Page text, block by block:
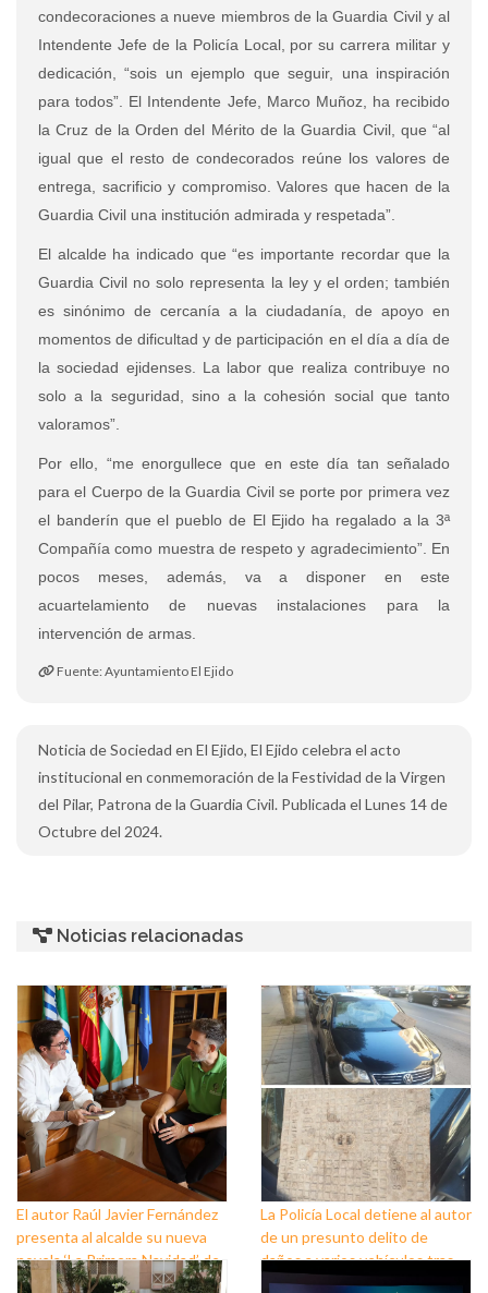
condecoraciones a nueve miembros de la Guardia Civil y al
Intendente Jefe de la Policía Local, por su carrera militar y
dedicación, “sois un ejemplo que seguir, una inspiración
para todos”. El Intendente Jefe, Marco Muñoz, ha recibido
la Cruz de la Orden del Mérito de la Guardia Civil, que “al
igual que el resto de condecorados reúne los valores de
entrega, sacrificio y compromiso. Valores que hacen de la
Guardia Civil una institución admirada y respetada”.
El alcalde ha indicado que “es importante recordar que la
Guardia Civil no solo representa la ley y el orden; también
es sinónimo de cercanía a la ciudadanía, de apoyo en
momentos de dificultad y de participación en el día a día de
la sociedad ejidenses. La labor que realiza contribuye no
solo a la seguridad, sino a la cohesión social que tanto
valoramos”.
Por ello, “me enorgullece que en este día tan señalado
para el Cuerpo de la Guardia Civil se porte por primera vez
el banderín que el pueblo de El Ejido ha regalado a la 3ª
Compañía como muestra de respeto y agradecimiento”. En
pocos meses, además, va a disponer en este
acuartelamiento de nuevas instalaciones para la
intervención de armas.
Fuente: Ayuntamiento El Ejido
Noticia de Sociedad en El Ejido, El Ejido celebra el acto
institucional en conmemoración de la Festividad de la Virgen
del Pilar, Patrona de la Guardia Civil. Publicada el Lunes 14 de
Octubre del 2024.
Noticias relacionadas
El autor Raúl Javier Fernández
presenta al alcalde su nueva
novela ‘La Primera Navidad’ de
Las Crónicas de Sant Claus
La Policía Local detiene al autor
de un presunto delito de
daños a varios vehículos tras
ser grabado por el sistema de